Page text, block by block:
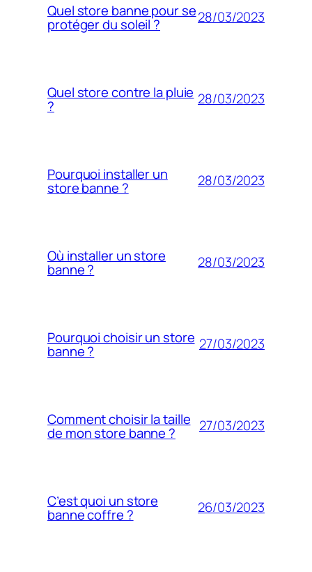
Quel store banne pour se
protéger du soleil ? 28/03/2023
Quel store contre la pluie
? 28/03/2023
Pourquoi installer un
store banne ? 28/03/2023
Où installer un store
banne ? 28/03/2023
Pourquoi choisir un store
banne ? 27/03/2023
Comment choisir la taille
de mon store banne ? 27/03/2023
C’est quoi un store
banne coffre ? 26/03/2023